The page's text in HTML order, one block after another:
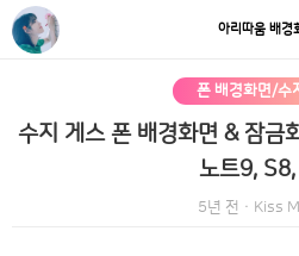
아리따움 배경
폰 배경화면/수
수지 게스 폰 배경화면 & 잠금
노트9,
5년 전 · Kiss